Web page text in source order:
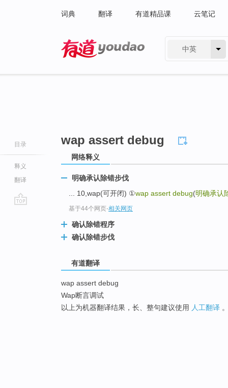
词典 翻译 有道精品课 云笔记
中英
目录
释义
翻译
wap assert debug
网络释义
明确承认除错步伐
... 10,wap(可开闭) ①wap assert debug(明确承认
基于44个网页-相关网页
确认除错程序
确认除错步伐
有道翻译
wap assert debug
Wap断言调试
以上为机器翻译结果，长、整句建议使用 人工翻译